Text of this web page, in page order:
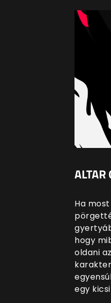
ALTAR
Ha
hogy
oldani
egy